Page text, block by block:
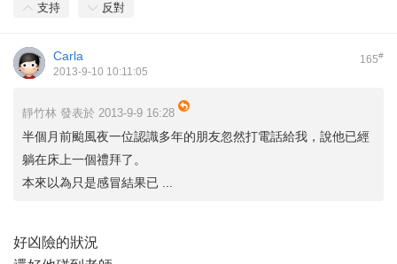
支持 反對
165#
Carla
2013-9-10 10:11:05
靜竹林 發表於 2013-9-9 16:28
半個月前颱風夜一位認識多年的朋友忽然打電話給我，說他已經
躺在床上一個禮拜了。
本來以為只是感冒結果已 ...
好凶險的狀況